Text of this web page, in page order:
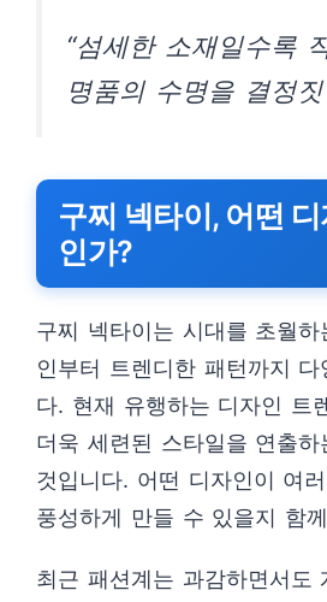
“섬세한 소재일수록
명품의 수명을 결정짓
구찌 넥타이, 어떤
인가?
구찌 넥타이는 시대를 초월
인부터 트렌디한 패턴까지 다
다. 현재 유행하는 디자인 트
더욱 세련된 스타일을 연출
것입니다. 어떤 디자인이 여
풍성하게 만들 수 있을지 함
최근 패션계는 과감하면서도